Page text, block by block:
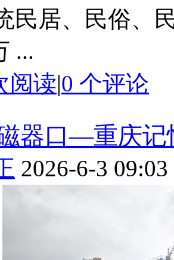
民居、民俗、
...
阅读|0 个评论
磁器口—重庆
2026-6-3 09:03